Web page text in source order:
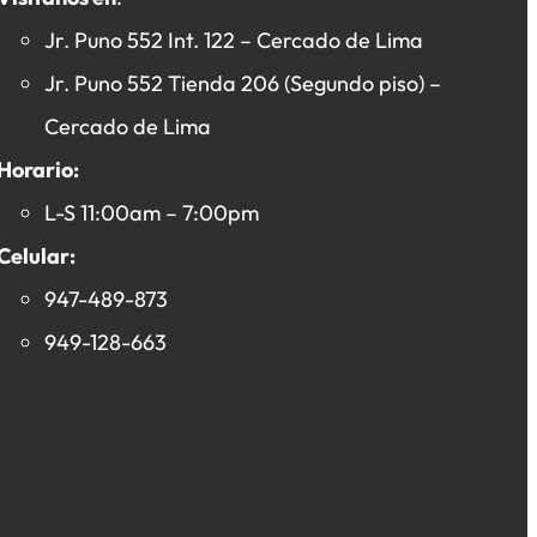
Jr. Puno 552 Int. 122 – Cercado de Lima
Jr. Puno 552 Tienda 206 (Segundo piso) –
Cercado de Lima
L-S 11:00am – 7:00pm
947-489-873
949-128-663